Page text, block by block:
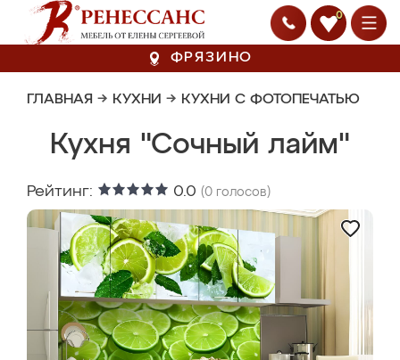
0
ФРЯЗИНО
ГЛАВНАЯ → КУХНИ → КУХНИ С ФОТОПЕЧАТЬЮ
Кухня "Сочный лайм"
Рейтинг: 0.0 (0 голосов)